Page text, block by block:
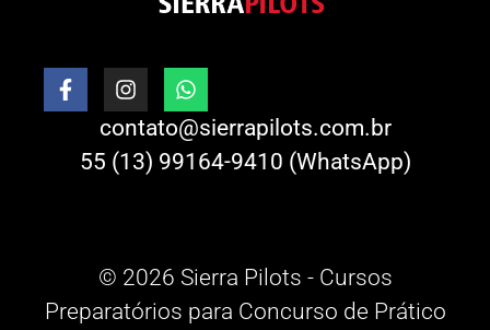
contato@sierrapilots.com.br
55 (13) 99164-9410 (WhatsApp)
© 2026 Sierra Pilots - Cursos
Preparatórios para Concurso de Prático